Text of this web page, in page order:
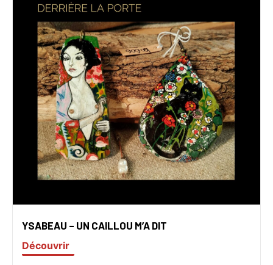
YSABEAU – UN CAILLOU M’A DIT
Découvrir